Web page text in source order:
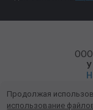
Продолжая
использование